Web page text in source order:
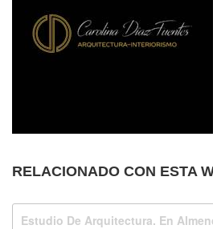
RELACIONADO CON ESTA
Estudio De Arquitectura. En